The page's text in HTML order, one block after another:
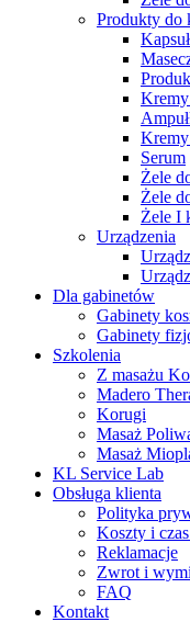
Produkty do
Serum
Żele
Żele
Żele I
Urządzenia
Dla gabinetów
Gabinety
Gabinety
Szkolenia
Z masażu
Madero
Korugi
Masaż
Masaż
KL Service Lab
Obsługa klienta
Polityka
Koszty i
Reklamacje
Zwrot i
FAQ
Kontakt